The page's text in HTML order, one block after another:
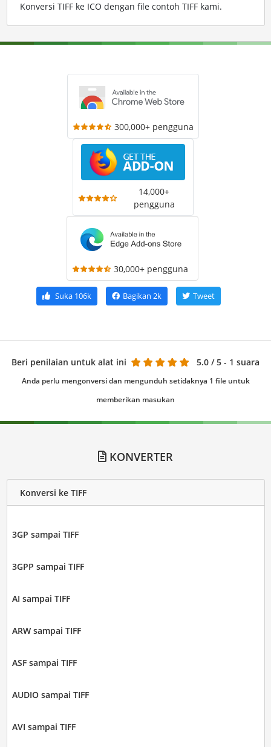
Konversi TIFF ke ICO dengan file contoh TIFF kami.
300,000+ pengguna
14,000+
pengguna
30,000+ pengguna
Suka106k Bagikan 2k Tweet
Beri penilaian untuk alat ini 5.0 / 5 - 1 suara
Anda perlu mengonversi dan mengunduh setidaknya 1 file untuk
memberikan masukan
KONVERTER
Konversi ke TIFF
3GP sampai TIFF
3GPP sampai TIFF
AI sampai TIFF
ARW sampai TIFF
ASF sampai TIFF
AUDIO sampai TIFF
AVI sampai TIFF